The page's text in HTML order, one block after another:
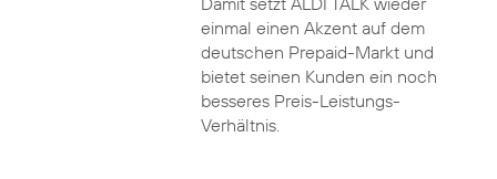
einmal einen Akzent auf dem
deutschen Prepaid-Markt und
bietet seinen Kunden ein noch
besseres Preis-Leistungs-
Verhältnis.